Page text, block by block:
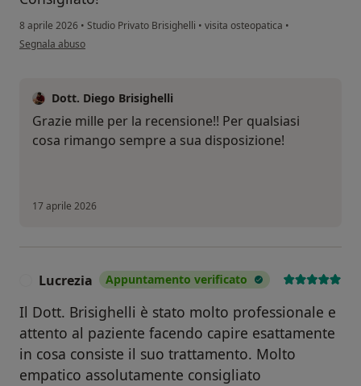
8 aprile 2026 • Studio Privato Brisighelli • visita osteopatica •
secondo l'opinione dell'utente EC
Segnala abuso
Dott. Diego Brisighelli
Grazie mille per la recensione!! Per qualsiasi
cosa rimango sempre a sua disposizione!
17 aprile 2026
Lucrezia Appuntamento verificato
Il Dott. Brisighelli è stato molto professionale e
attento al paziente facendo capire esattamente
in cosa consiste il suo trattamento. Molto
empatico assolutamente consigliato